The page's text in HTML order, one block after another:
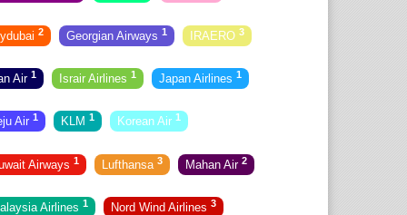
2 Georgian Airways 1 IRAERO 3
Air 1 Israir Airlines 1 Japan Airlines 1
Air 1 KLM 1 Korean Air 1
Airways 1 Lufthansa 3 Mahan Air 2
Airlines 1 Nord Wind Airlines 3